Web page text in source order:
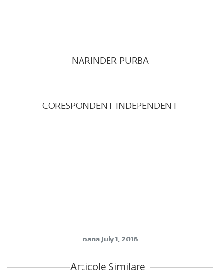
NARINDER PURBA
CORESPONDENT INDEPENDENT
oana July 1, 2016
Articole Similare